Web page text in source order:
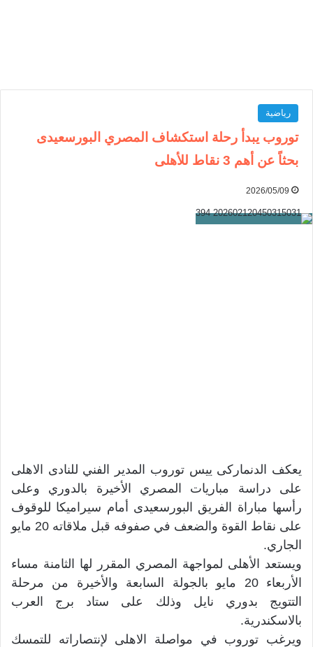
رياضية
توروب يبدأ رحلة استكشاف المصري البورسعيدى
بحثاً عن أهم 3 نقاط للأهلى
2026/05/09
يعكف الدنماركى ييس توروب المدير الفني للنادى الاهلى
على دراسة مباريات المصري الأخيرة بالدوري وعلى
رأسها مباراة الفريق البورسعيدى أمام سيراميكا للوقوف
على نقاط القوة والضعف في صفوفه قبل ملاقاته 20 مايو
الجاري.
ويستعد الأهلى لمواجهة المصري المقرر لها الثامنة مساء
الأربعاء 20 مايو بالجولة السابعة والأخيرة من مرحلة
التتويج بدوري نايل وذلك على ستاد برج العرب
بالاسكندرية.
ويرغب توروب في مواصلة الاهلى لإنتصاراته للتمسك